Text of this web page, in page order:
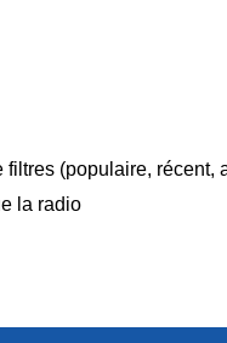
filtres (populaire, récent,
la radio